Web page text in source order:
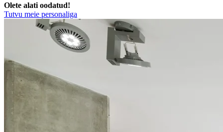
Olete alati oodatud!
Tutvu meie personaliga